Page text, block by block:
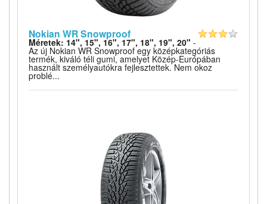
Nokian WR Snowproof
Méretek: 14", 15", 16", 17", 18", 19", 20" -
Az új Nokian WR Snowproof egy középkategóriás
termék, kiváló téli gumi, amelyet Közép-Európában
használt személyautókra fejlesztettek. Nem okoz
problé...